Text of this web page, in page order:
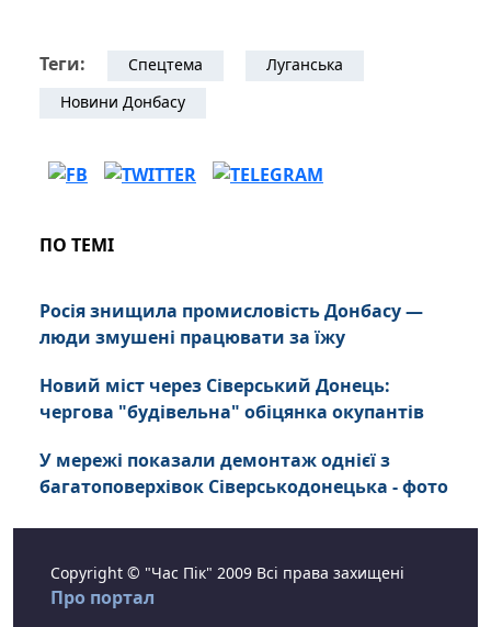
Теги: Спецтема
Луганська
Новини Донбасу
ПО ТЕМІ
Росія знищила промисловість Донбасу —
люди змушені працювати за їжу
Новий міст через Сіверський Донець:
чергова "будівельна" обіцянка окупантів
У мережі показали демонтаж однієї з
багатоповерхівок Сіверськодонецька - фото
Copyright © "Час Пік" 2009 Всі права захищені
Про портал